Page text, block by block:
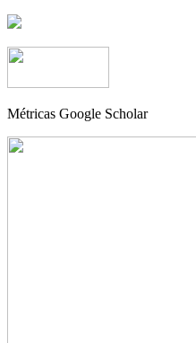
Métricas Google Scholar